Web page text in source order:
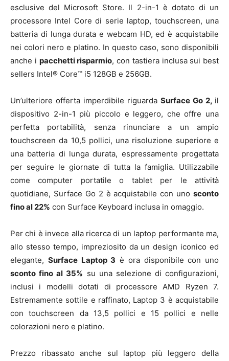
esclusive del Microsoft Store. Il 2-in-1 è dotato di un
processore Intel Core di serie laptop, touchscreen, una
batteria di lunga durata e webcam HD, ed è acquistabile
nei colori nero e platino. In questo caso, sono disponibili
anche i pacchetti risparmio, con tastiera inclusa sui best
sellers Intel® Core™ i5 128GB e 256GB.
Un’ulteriore offerta imperdibile riguarda Surface Go 2, il
dispositivo 2-in-1 più piccolo e leggero, che offre una
perfetta portabilità, senza rinunciare a un ampio
touchscreen da 10,5 pollici, una risoluzione superiore e
una batteria di lunga durata, espressamente progettata
per seguire le giornate di tutta la famiglia. Utilizzabile
come computer portatile o tablet per le attività
quotidiane, Surface Go 2 è acquistabile con uno sconto
fino al 22% con Surface Keyboard inclusa in omaggio.
Per chi è invece alla ricerca di un laptop performante ma,
allo stesso tempo, impreziosito da un design iconico ed
elegante, Surface Laptop 3 è ora disponibile con uno
sconto fino al 35% su una selezione di configurazioni,
inclusi i modelli dotati di processore AMD Ryzen 7.
Estremamente sottile e raffinato, Laptop 3 è acquistabile
con touchscreen da 13,5 pollici e 15 pollici e nelle
colorazioni nero e platino.
Prezzo ribassato anche sul laptop più leggero della